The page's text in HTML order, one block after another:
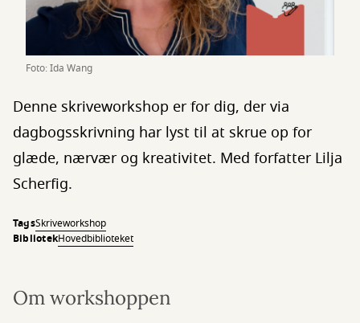
Foto: Ida Wang
Denne skriveworkshop er for dig, der via
dagbogsskrivning har lyst til at skrue op for
glæde, nærvær og kreativitet. Med forfatter Lilja
Scherfig.
TagsSkriveworkshop
BibliotekHovedbiblioteket
Om workshoppen